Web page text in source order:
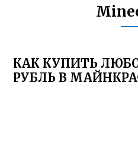
КАК КУПИТЬ
РУБЛЬ В